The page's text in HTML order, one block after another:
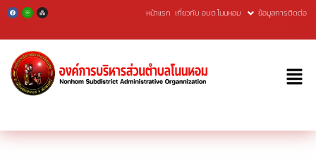
Skip
to
content
หน้าแรก เกี่ยวกับ อบต.โนนหอม ข้อมูลการติดต่อ